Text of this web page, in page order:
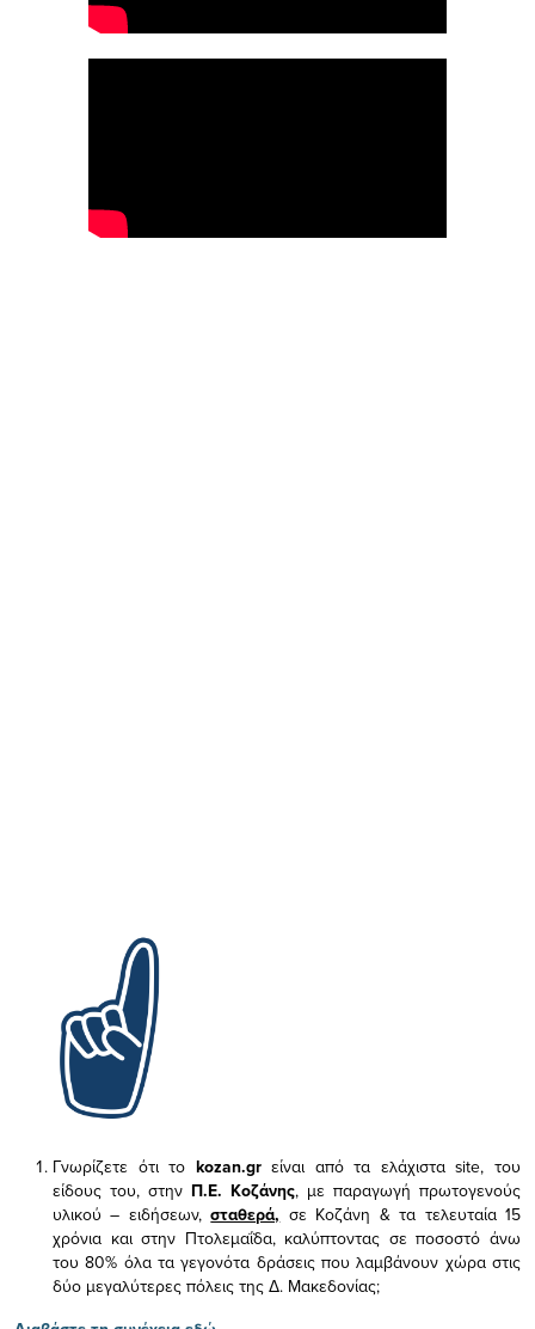
Γνωρίζετε ότι το kozan.gr είναι από τα ελάχισταsite, του
είδους του, στην Π.Ε. Κοζάνης, με παραγωγή πρωτογενούς
υλικού – ειδήσεων,σταθερά, σε Κοζάνη & τα τελευταία 15
χρόνια και στην Πτολεμαΐδα, καλύπτοντας σε ποσοστό άνω
του 80% όλα τα γεγονότα δράσεις που λαμβάνουν χώρα στις
δύο μεγαλύτερες πόλεις της Δ. Μακεδονίας;